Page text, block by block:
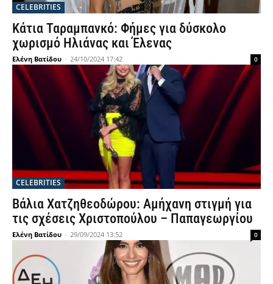
CELEBRITIES
Κάτια Ταραμπανκό: Φήμες για δύσκολο
χωρισμό Ηλιάνας και Έλενας
Ελένη Βατίδου - 24/10/2024 17:42 0
CELEBRITIES
Βάλια Χατζηθεοδώρου: Αμήχανη στιγμή για
τις σχέσεις Χριστοπούλου – Παπαγεωργίου
Ελένη Βατίδου - 29/09/2024 13:52 0